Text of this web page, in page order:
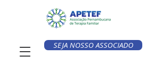
SEJA NOSSO ASSOCIADO